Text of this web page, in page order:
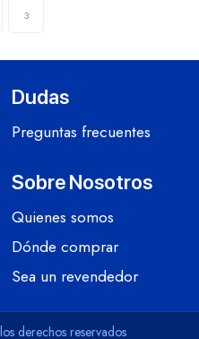
3
Dudas
Preguntas frecuentes
Sobre Nosotros
Quienes somos
Dónde comprar
Sea un revendedor
derechos reservados